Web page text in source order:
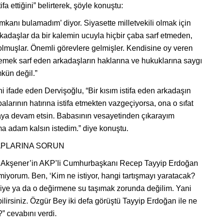
ettiğini” belirterek, şöyle konuştu:
bulamadım’ diyor. Siyasette milletvekili olmak için
da bir kalemin ucuyla hiçbir çaba sarf etmeden,
Önemli görevlere gelmişler. Kendisine oy veren
sarf eden arkadaşların haklarına ve hukuklarına saygı
değil.”
ifade eden Dervişoğlu, “Bir kısım istifa eden arkadaşın
hatırına istifa etmekten vazgeçiyorsa, ona o sıfat
devam etsin. Babasının vesayetinden çıkarayım
adam kalsın istedim.” diye konuştu.
SORUN
AKP’li Cumhurbaşkanı Recep Tayyip Erdoğan
Ben, ‘Kim ne istiyor, hangi tartışmayı yaratacak?
ya da o değirmene su taşımak zorunda değilim. Yani
Özgür Bey iki defa görüştü Tayyip Erdoğan ile ne
cevabını verdi.